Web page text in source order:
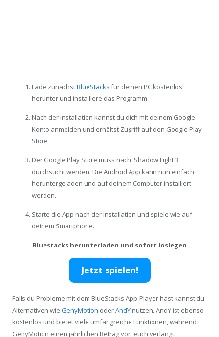
Lade zunächstBlueStacks für deinen PC kostenlos
herunter und installiere das Programm.
Nach der Installation kannst du dich mit deinem Google-
Konto anmelden und erhältst Zugriff auf den Google Play
Store
Der Google Play Store muss nach 'Shadow Fight 3'
durchsucht werden. Die Android App kann nun einfach
heruntergeladen und auf deinem Computer installiert
werden.
Starte die App nach der Installation und spiele wie auf
deinem Smartphone.
Bluestacks herunterladen und sofort loslegen
Jetzt spielen!
Falls du Probleme mit dem BlueStacks App-Player hast kannst du
Alternativen wie GenyMotion oderAndY nutzen. AndY ist ebenso
kostenlos und bietet viele umfangreiche Funktionen, während
GenyMotion einen jährlichen Betrag von euch verlangt.